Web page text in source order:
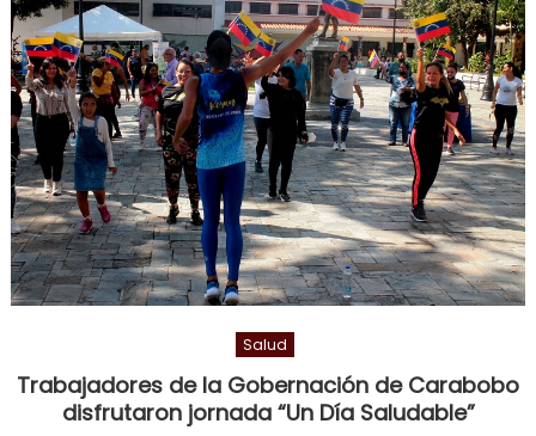
Salud
Trabajadores de la Gobernación de Carabobo
disfrutaron jornada “Un Día Saludable”